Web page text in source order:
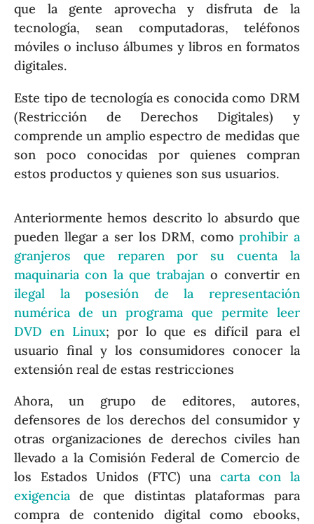
que la gente aprovecha y disfruta de la
tecnología, sean computadoras, teléfonos
móviles o incluso álbumes y libros en formatos
digitales.
Este tipo de tecnología es conocida como DRM
(Restricción de Derechos Digitales) y
comprende un amplio espectro de medidas que
son poco conocidas por quienes compran
estos productos y quienes son sus usuarios.
Anteriormente hemos descrito lo absurdo que
pueden llegar a ser los DRM, comoprohibir a
granjeros que reparen por su cuenta la
maquinaria con la que trabajan o convertir en
ilegal la posesión de la representación
numérica de un programa que permite leer
DVD en Linux; por lo que es difícil para el
usuario final y los consumidores conocer la
extensión real de estas restricciones
Ahora, un grupo de editores, autores,
defensores de los derechos del consumidor y
otras organizaciones de derechos civiles han
llevado a la Comisión Federal de Comercio de
los Estados Unidos (FTC) una carta con la
exigencia de que distintas plataformas para
compra de contenido digital como ebooks,